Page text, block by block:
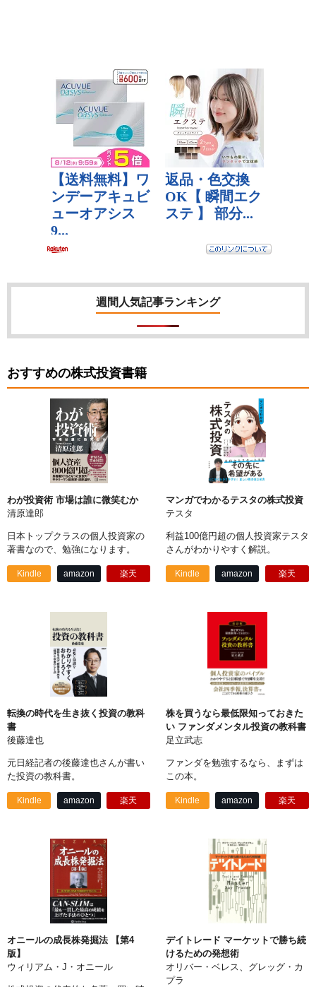
週間人気記事ランキング
おすすめの株式投資書籍
わが投資術 市場は誰に微笑むか
清原達郎
日本トップクラスの個人投資家の
著書なので、勉強になります。
Kindle amazon 楽天
マンガでわかるテスタの株式投資
テスタ
利益100億円超の個人投資家テスタ
さんがわかりやすく解説。
Kindle amazon 楽天
転換の時代を生き抜く投資の教科
書
後藤達也
元日経記者の後藤達也さんが書い
た投資の教科書。
Kindle amazon 楽天
株を買うなら最低限知っておきた
い ファンダメンタル投資の教科書
足立武志
ファンダを勉強するなら、まずは
この本。
Kindle amazon 楽天
オニールの成長株発掘法 【第4
版】
ウィリアム・J・オニール
デイトレード マーケットで勝ち続
けるための発想術
オリバー・ベレス、グレッグ・カ
プラ